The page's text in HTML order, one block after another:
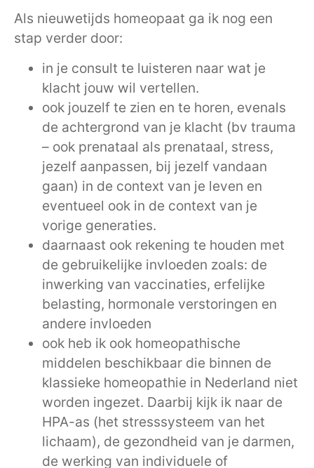
Als nieuwetijds homeopaat ga ik nog een
stap verder door:
in je consult te luisteren naar wat je
klacht jouw wil vertellen.
ook jouzelf te zien en te horen, evenals
de achtergrond van je klacht (bv trauma
– ook prenataal als prenataal, stress,
jezelf aanpassen, bij jezelf vandaan
gaan) in de context van je leven en
eventueel ook in de context van je
vorige generaties.
daarnaast ook rekening te houden met
de gebruikelijke invloeden zoals: de
inwerking van vaccinaties, erfelijke
belasting, hormonale verstoringen en
andere invloeden
ook heb ik ook homeopathische
middelen beschikbaar die binnen de
klassieke homeopathie in Nederland niet
worden ingezet. Daarbij kijk ik naar de
HPA-as (het stresssysteem van het
lichaam), de gezondheid van je darmen,
de werking van individuele of